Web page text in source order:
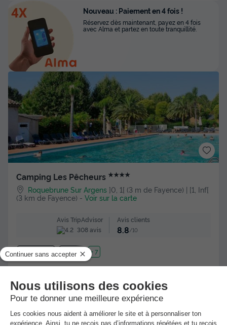
Camping Les Pêcheurs ★★★★
Roquebrune Sur Argens ]0, 1[ (3 m de Fayence) | [1, Inf[
(3 km de Fayence) - Voir sur la carte
Avis TripAdvisor
308 avis
Avis clients
8.8/10
Wifi payant Bord de mer
+ 7
MOBILHOME 4 personnes - 4 places 2 chambres (Riviera)
(clim)
Nouveau : Paiement en 4 fois !
Réservez dès maintenant, payez en 4 fois
avec Alma et partez en toute tranquillité.